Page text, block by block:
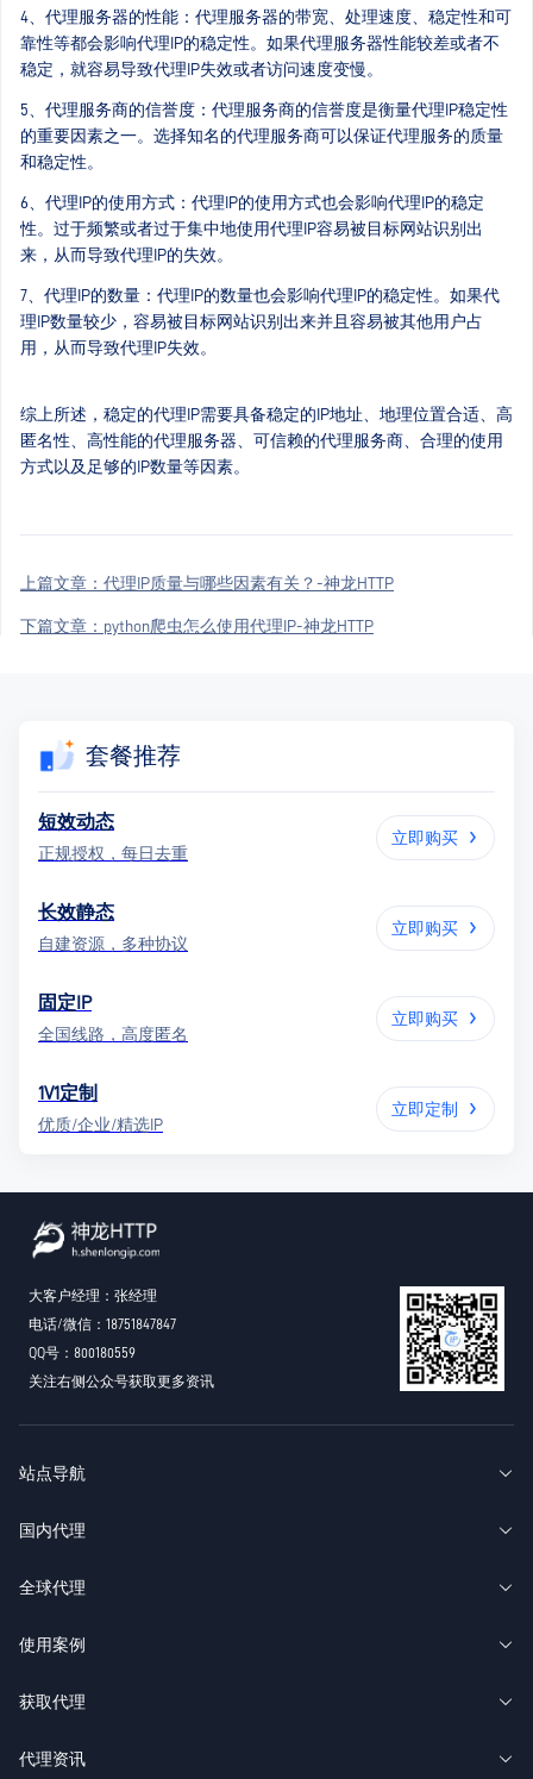
4、代理服务器的性能：代理服务器的带宽、处理速度、稳定性和可
靠性等都会影响代理IP的稳定性。如果代理服务器性能较差或者不
稳定，就容易导致代理IP失效或者访问速度变慢。
5、代理服务商的信誉度：代理服务商的信誉度是衡量代理IP稳定性
的重要因素之一。选择知名的代理服务商可以保证代理服务的质量
和稳定性。
6、代理IP的使用方式：代理IP的使用方式也会影响代理IP的稳定
性。过于频繁或者过于集中地使用代理IP容易被目标网站识别出
来，从而导致代理IP的失效。
7、代理IP的数量：代理IP的数量也会影响代理IP的稳定性。如果代
理IP数量较少，容易被目标网站识别出来并且容易被其他用户占
用，从而导致代理IP失效。
综上所述，稳定的代理IP需要具备稳定的IP地址、地理位置合适、高
匿名性、高性能的代理服务器、可信赖的代理服务商、合理的使用
方式以及足够的IP数量等因素。
上篇文章： 代理IP质量与哪些因素有关？-神龙HTTP
下篇文章： python爬虫怎么使用代理IP-神龙HTTP
套餐推荐
短效动态
正规授权，每日去重
立即购买
长效静态
自建资源，多种协议
立即购买
固定IP
全国线路，高度匿名
立即购买
1V1定制
优质/企业/精选IP
立即定制
大客户经理：张经理
电话/微信：18751847847
QQ号：800180559
关注右侧公众号获取更多资讯
站点导航
国内代理
全球代理
使用案例
获取代理
代理资讯